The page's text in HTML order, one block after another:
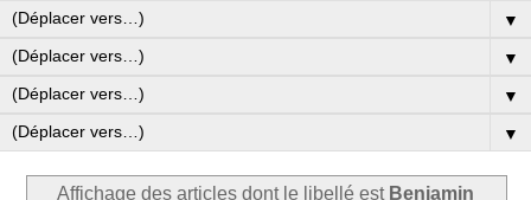
▼
▼
▼
▼
Affichage des articles dont le libellé est Benjamin